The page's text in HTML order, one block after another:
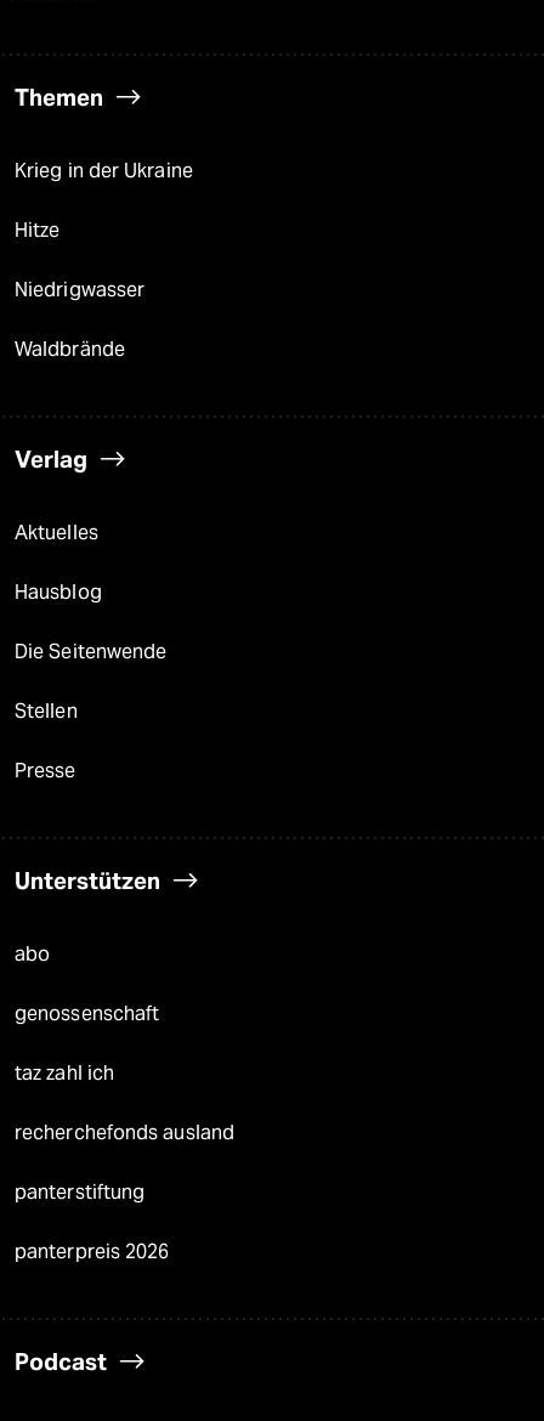
Themen
Krieg in der Ukraine
Hitze
Niedrigwasser
Waldbrände
Verlag
Aktuelles
Hausblog
Die Seitenwende
Stellen
Presse
Unterstützen
abo
genossenschaft
taz zahl ich
recherchefonds ausland
panterstiftung
panterpreis 2026
Podcast